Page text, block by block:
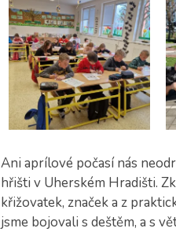
Ani aprílové počasí nás
hřišti v Uherském Hradišti.
křižovatek, značek a z
jsme bojovali s deštěm, a s